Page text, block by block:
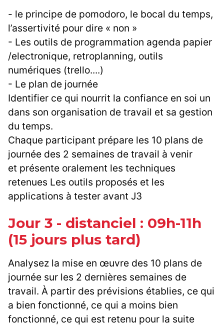
- le principe de pomodoro, le bocal du temps,
l’assertivité pour dire « non »
- Les outils de programmation agenda papier
/electronique, retroplanning, outils
numériques (trello....)
- Le plan de journée
Identifier ce qui nourrit la confiance en soi un
dans son organisation de travail et sa gestion
du temps.
Chaque participant prépare les 10 plans de
journée des 2 semaines de travail à venir
et présente oralement les techniques
retenues Les outils proposés et les
applications à tester avant J3
Jour 3 - distanciel : 09h-11h
(15 jours plus tard)
Analysez la mise en œuvre des 10 plans de
journée sur les 2 dernières semaines de
travail. À partir des prévisions établies, ce qui
a bien fonctionné, ce qui a moins bien
fonctionné, ce qui est retenu pour la suite